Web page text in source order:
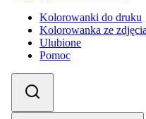
Kolorowanki do druku
Kolorowanka ze zdjęcia
Ulubione
Pomoc